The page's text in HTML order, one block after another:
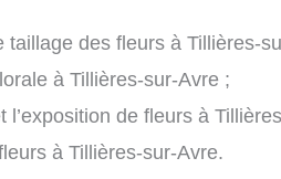
taillage des fleurs à Tillières-
à Tillières-sur-Avre ;
l’exposition de fleurs à
à Tillières-sur-Avre.